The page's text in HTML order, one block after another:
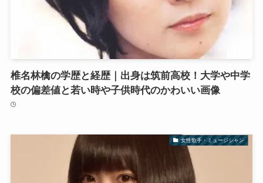
椎名林檎の学歴と経歴｜出身は筑前高校！大学や中学
校の偏差値と若い時や子供時代のかわいい画像
女性歌手・ミュージシャン